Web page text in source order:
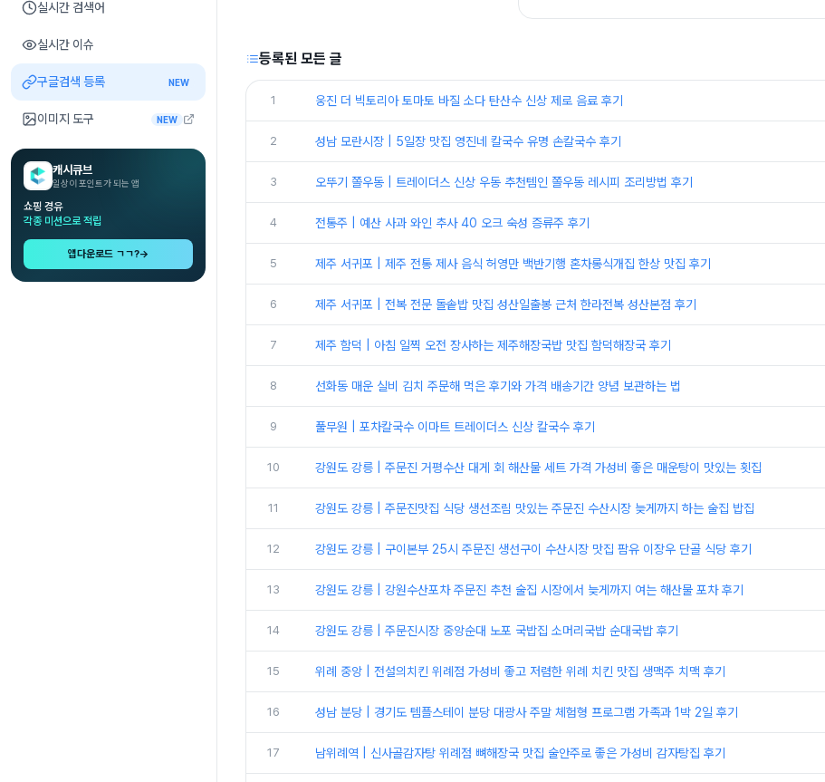
실시간 검색어
실시간 이슈
구글검색 등록 NEW
이미지 도구 NEW
캐시큐브
일상이 포인트가 되는 앱
쇼핑 경유
각종 미션으로 적립
앱다운로드 ㄱㄱ?→
등록된 모든 글
1 웅진 더 빅토리아 토마토 바질 소다 탄산수 신상 제로 음료 후기
2 성남 모란시장 | 5일장 맛집 영진네 칼국수 유명 손칼국수 후기
3 오뚜기 쫄우동 | 트레이더스 신상 우동 추천템인 쫄우동 레시피 조리방법 후기
4 전통주 | 예산 사과 와인 추사 40 오크 숙성 증류주 후기
5 제주 서귀포 | 제주 전통 제사 음식 허영만 백반기행 혼차롱식개집 한상 맛집 후기
6 제주 서귀포 | 전복 전문 돌솥밥 맛집 성산일출봉 근처 한라전복 성산본점 후기
7 제주 함덕 | 아침 일찍 오전 장사하는 제주해장국밥 맛집 함덕해장국 후기
8 선화동 매운 실비 김치 주문해 먹은 후기와 가격 배송기간 양념 보관하는 법
9 풀무원 | 포차칼국수 이마트 트레이더스 신상 칼국수 후기
10 강원도 강릉 | 주문진 거평수산 대게 회 해산물 세트 가격 가성비 좋은 매운탕이 맛있는 횟집
11 강원도 강릉 | 주문진맛집 식당 생선조림 맛있는 주문진 수산시장 늦게까지 하는 술집 밥집
12 강원도 강릉 | 구이본부 25시 주문진 생선구이 수산시장 맛집 팜유 이장우 단골 식당 후기
13 강원도 강릉 | 강원수산포차 주문진 추천 술집 시장에서 늦게까지 여는 해산물 포차 후기
14 강원도 강릉 | 주문진시장 중앙순대 노포 국밥집 소머리국밥 순대국밥 후기
15 위례 중앙 | 전설의치킨 위례점 가성비 좋고 저렴한 위례 치킨 맛집 생맥주 치맥 후기
16 성남 분당 | 경기도 템플스테이 분당 대광사 주말 체험형 프로그램 가족과 1박 2일 후기
17 남위례역 | 신사골감자탕 위례점 뼈해장국 맛집 술안주로 좋은 가성비 감자탕집 후기